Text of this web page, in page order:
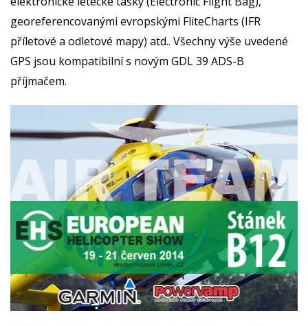
georeferencovanými evropskými FliteCharts (IFR
příletové a odletové mapy) atd.. Všechny výše uvedené
GPS jsou kompatibilní s novým GDL 39 ADS-B
příjmačem.